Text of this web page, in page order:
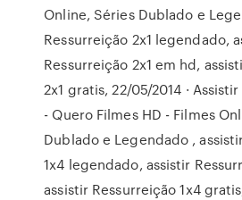
Online, Séries Dublado e
Ressurreição 2x1 legendado,
Ressurreição 2x1 em hd,
2x1 gratis, 22/05/2014 ·
- Quero Filmes HD - Filmes
Dublado e Legendado ,
1x4 legendado, assistir
assistir Ressurreição 1x4